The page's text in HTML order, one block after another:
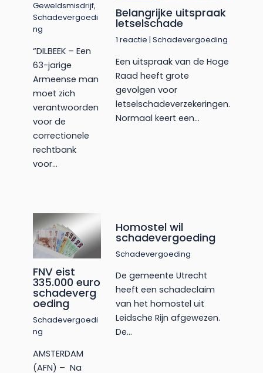
Geweldsmisdrijf,
Schadevergoedi
ng
“DILBEEK – Een
63-jarige
Armeense man
moet zich
verantwoorden
voor de
correctionele
rechtbank
voor…
Belangrijke uitspraak
letselschade
1 reactie | Schadevergoeding
Een uitspraak van de Hoge
Raad heeft grote
gevolgen voor
letselschadeverzekeringen.
Normaal keert een…
FNV eist
335.000 euro
schadeverg
oeding
Schadevergoedi
ng
AMSTERDAM
(AFN) – Na
Homostel wil
schadevergoeding
Schadevergoeding
De gemeente Utrecht
heeft een schadeclaim
van het homostel uit
Leidsche Rijn afgewezen.
De…